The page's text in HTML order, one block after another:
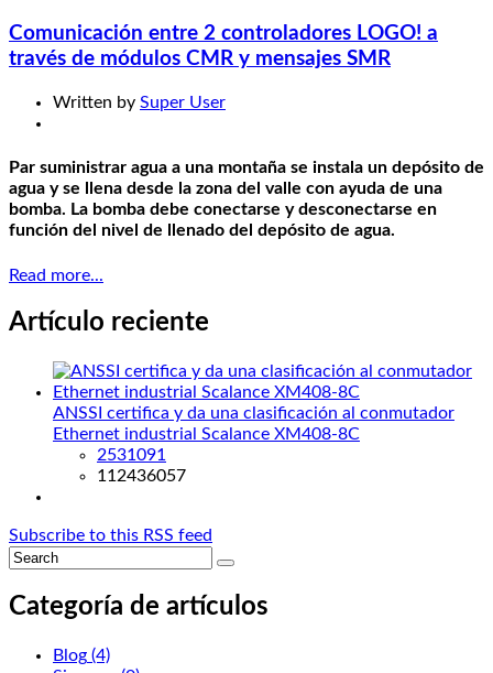
Comunicación entre 2 controladores LOGO! a
través de módulos CMR y mensajes SMR
Written by Super User
Par suministrar agua a una montaña se instala un depósito de
agua y se llena desde la zona del valle con ayuda de una
bomba. La bomba debe conectarse y desconectarse en
función del nivel de llenado del depósito de agua.
Read more...
Artículo reciente
ANSSI certifica y da una clasificación al conmutador
Ethernet industrial Scalance XM408-8C
2531091
112436057
Subscribe to this RSS feed
Categoría de artículos
Blog (4)